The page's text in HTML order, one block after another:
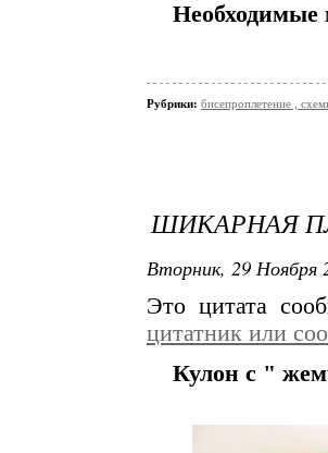
Необходимые
Рубрики: бисепроплетение ,
ШИКАРНАЯ
Вторник, 29 Ноября
Это цитата
цитатник или
Кулон с "